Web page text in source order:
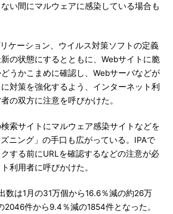
い間にマルウェアに感染している場合も
ケーション、ウイルス対策ソフトの定義
の状態にするとともに、Webサイトに脆
うかこまめに確認し、Webサーバなどが
対策を強化するよう、インターネット利
の双方に注意を呼びかけた。
索サイトにマルウェア感染サイトなどを
ニング」の手口も広がっている。IPAで
する前にURLを確認するなどの注意が必
利用者に呼びかけた。
は1月の31万個から16.6％減の約26万
2046件から9.4％減の1854件となった。